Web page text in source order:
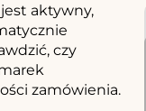
aktywny,
czy
zamówienia.